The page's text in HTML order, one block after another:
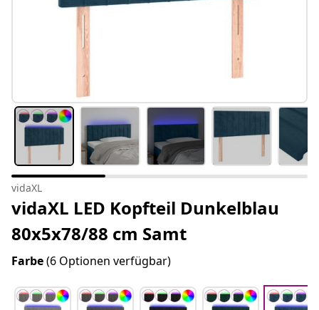
vidaXL
vidaXL LED Kopfteil Dunkelblau
80x5x78/88 cm Samt
Farbe(6 Optionen verfügbar)